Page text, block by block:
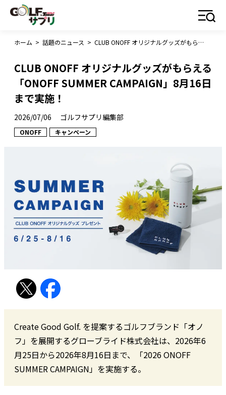
ホーム > 話題のニュース > CLUB ONOFF オリジナルグッズがもらえる「ONOFF SUMMER CAMPAIGN」8月16日まで実施！
CLUB ONOFF オリジナルグッズがもらえる
「ONOFF SUMMER CAMPAIGN」8月16日
まで実施！
2026/07/06 ゴルフサプリ編集部
ONOFF キャンペーン
Create Good Golf. を提案するゴルフブランド「オノ
フ」を展開するグローブライド株式会社は、2026年6
月25日から2026年8月16日まで、「2026 ONOFF
SUMMER CAMPAIGN」を実施する。